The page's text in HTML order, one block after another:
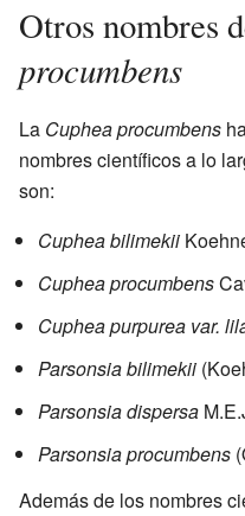
Otros nombres
procumbens
La Cuphea procumbens
nombres científicos a lo
son:
Cuphea bilimekii
Cuphea procumbens
Cuphea purpurea var.
Parsonsia bilimekii
Parsonsia dispersa
Parsonsia procumbens
Además de los nombres